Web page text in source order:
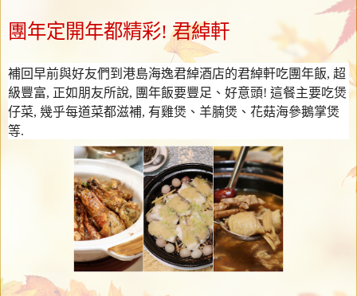
團年定開年都精彩! 君綽軒
補回早前與好友們到港島海逸君綽酒店的君綽軒吃團年飯, 超
級豐富, 正如朋友所說, 團年飯要豐足、好意頭! 這餐主要吃煲
仔菜, 幾乎每道菜都滋補, 有雞煲、羊腩煲、花菇海參鵝掌煲
等.